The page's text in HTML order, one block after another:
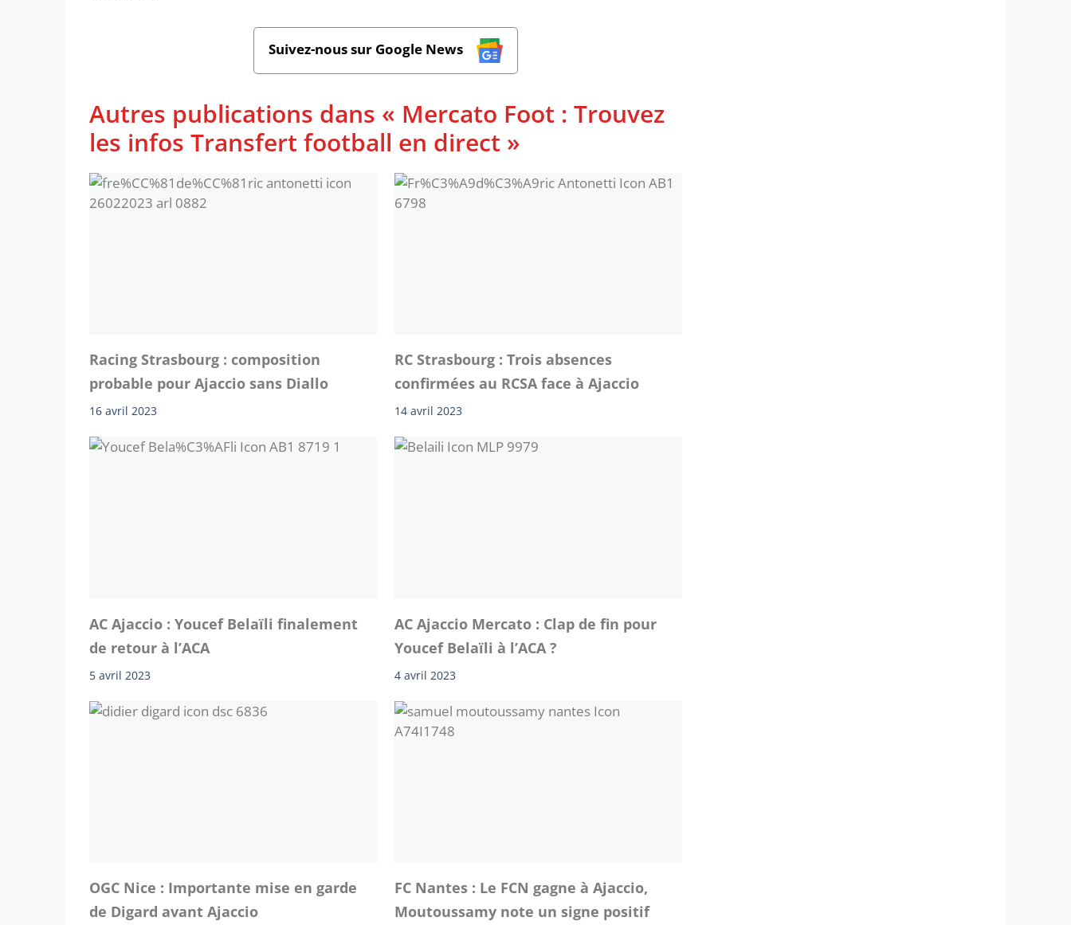
Suivez-nous sur Google News
Autres publications dans « Mercato Foot : Trouvez
les infos Transfert football en direct »
Racing Strasbourg : composition
probable pour Ajaccio sans Diallo
16 avril 2023
RC Strasbourg : Trois absences
confirmées au RCSA face à Ajaccio
14 avril 2023
AC Ajaccio : Youcef Belaïli finalement
de retour à l’ACA
5 avril 2023
AC Ajaccio Mercato : Clap de fin pour
Youcef Belaïli à l’ACA ?
4 avril 2023
OGC Nice : Importante mise en garde
de Digard avant Ajaccio
FC Nantes : Le FCN gagne à Ajaccio,
Moutoussamy note un signe positif